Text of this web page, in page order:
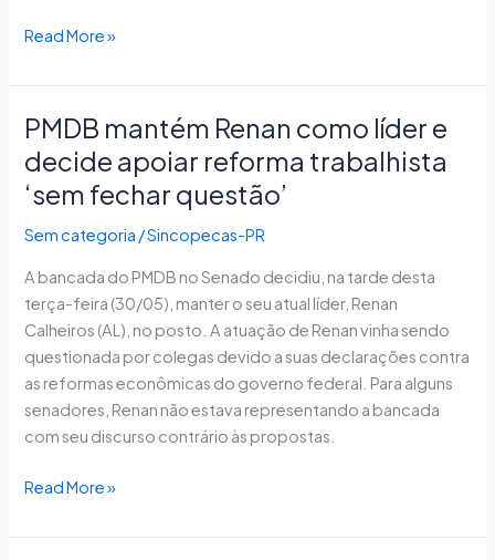
Read More »
PMDB mantém Renan como líder e
decide apoiar reforma trabalhista
‘sem fechar questão’
Sem categoria /Sincopecas-PR
A bancada do PMDB no Senado decidiu, na tarde desta
terça-feira (30/05), manter o seu atual líder, Renan
Calheiros (AL), no posto. A atuação de Renan vinha sendo
questionada por colegas devido a suas declarações contra
as reformas econômicas do governo federal. Para alguns
senadores, Renan não estava representando a bancada
com seu discurso contrário às propostas.
PMDB
mantém
Renan
como
líder
decide
apoiar
reforma
trabalhista
‘sem
fechar
questão’
Read More »